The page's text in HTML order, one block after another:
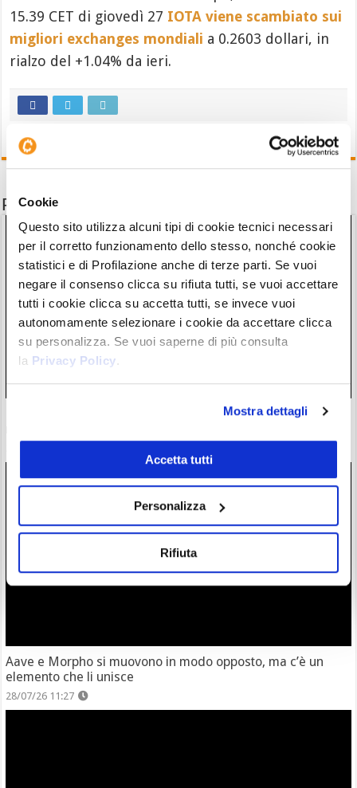
Cookie
Questo sito utilizza alcuni tipi di cookie tecnici necessari
per il corretto funzionamento dello stesso, nonché cookie
statistici e di Profilazione anche di terze parti. Se vuoi
negare il consenso clicca su rifiuta tutti, se vuoi accettare
tutti i cookie clicca su accetta tutti, se invece vuoi
autonomamente selezionare i cookie da accettare clicca
su personalizza. Se vuoi saperne di più consulta
la Privacy Policy.
Mostra dettagli
Accetta tutti
Personalizza
Rifiuta
15.39 CET di giovedì 27 IOTA viene scambiato sui
migliori exchanges mondiali a 0.2603 dollari, in
rialzo del +1.04% da ieri.
Potrebbe interessarti anche
Le crypto frenano a fine luglio: dietro le quinte però i
Aave e Morpho si muovono in modo opposto, ma c’è un
elemento che li unisce
28/07/26 11:27